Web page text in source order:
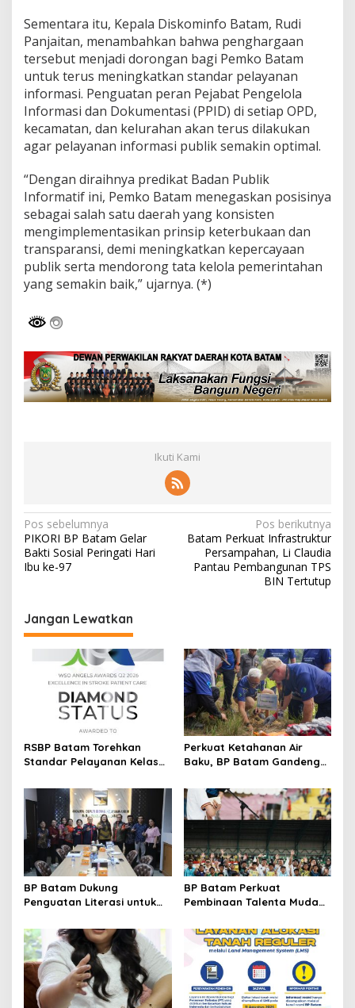
2
0
2
5
Sementara itu, Kepala Diskominfo Batam, Rudi
Panjaitan, menambahkan bahwa penghargaan
tersebut menjadi dorongan bagi Pemko Batam
untuk terus meningkatkan standar pelayanan
informasi. Penguatan peran Pejabat Pengelola
Informasi dan Dokumentasi (PPID) di setiap OPD,
kecamatan, dan kelurahan akan terus dilakukan
agar pelayanan informasi publik semakin optimal.
“Dengan diraihnya predikat Badan Publik
Informatif ini, Pemko Batam menegaskan posisinya
sebagai salah satu daerah yang konsisten
mengimplementasikan prinsip keterbukaan dan
transparansi, demi meningkatkan kepercayaan
publik serta mendorong tata kelola pemerintahan
yang semakin baik,” ujarnya. (*)
Ikuti Kami
N
a
v
g
a
s
Pos sebelumnya
PIKORI BP Batam Gelar
Bakti Sosial Peringati Hari
Ibu ke-97
Pos berikutnya
Batam Perkuat Infrastruktur
Persampahan, Li Claudia
Pantau Pembangunan TPS
BIN Tertutup
Jangan Lewatkan
RSBP Batam Torehkan
Standar Pelayanan Kelas
dari WSO
Perkuat Ketahanan Air
Baku, BP Batam Gandeng
Bambu Betung di
Bendungan Sei Nongsa
BP Batam Dukung
Penguatan Literasi untuk
Kebhinekaan Bagi Generasi
Masa Depan
BP Batam Perkuat
Pembinaan Talenta Muda
International Grassroot
Football Festival 2026